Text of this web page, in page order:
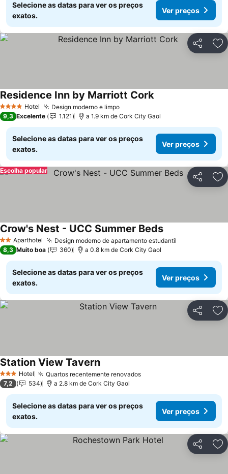
Selecione as datas para ver os preços
exatos.
Ver preços
Partilhar
4 EstrelasHotel Design moderno e limpo
Residence Inn by Marriott Cork
9,3 Excelente 1.121 a 1.9 km de Cork City Gaol
Selecione as datas para ver os preços
exatos.
Ver preços
Partilhar
Escolha popular
2 EstrelasAparthotel Design moderno de apartamento estudantil
Crow's Nest - UCC Summer Beds
8,3 Muito boa 360 a 0.8 km de Cork City Gaol
Selecione as datas para ver os preços
exatos.
Ver preços
Partilhar
3 EstrelasHotel Quartos recentemente renovados
Station View Tavern
7,2 534 a 2.8 km de Cork City Gaol
Selecione as datas para ver os preços
exatos.
Ver preços
Partilhar